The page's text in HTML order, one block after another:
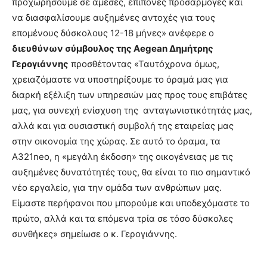
να διασφαλίσουμε αυξημένες αντοχές για τους
επομένους δύσκολους 12-18 μήνες» ανέφερε ο
διευθύνων σύμβουλος της Aegean Δημήτρης
Γερογιάννης προσθέτοντας «Ταυτόχρονα όμως,
χρειαζόμαστε να υποστηρίξουμε το όραμά μας για
διαρκή εξέλιξη των υπηρεσιών μας προς τους επιβάτες
μας, για συνεχή ενίσχυση της ανταγωνιστικότητάς μας,
αλλά και για ουσιαστική συμβολή της εταιρείας μας
στην οικονομία της χώρας. Σε αυτό το όραμα, τα
Α321neo, η «μεγάλη έκδοση» της οικογένειας με τις
αυξημένες δυνατότητές τους, θα είναι το πιο σημαντικό
νέο εργαλείο, για την ομάδα των ανθρώπων μας.
Είμαστε περήφανοι που μπορούμε και υποδεχόμαστε το
πρώτο, αλλά και τα επόμενα τρία σε τόσο δύσκολες
συνθήκες» σημείωσε ο κ. Γερογιάννης.